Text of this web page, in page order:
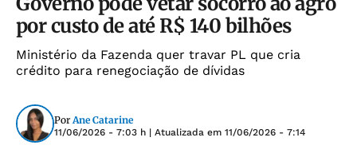
por custo de até R$ 140 bilhões
Ministério da Fazenda quer travar PL que cria
crédito para renegociação de dívidas
Por Ane Catarine
11/06/2026 - 7:03 h | Atualizada em 11/06/2026 - 7:14